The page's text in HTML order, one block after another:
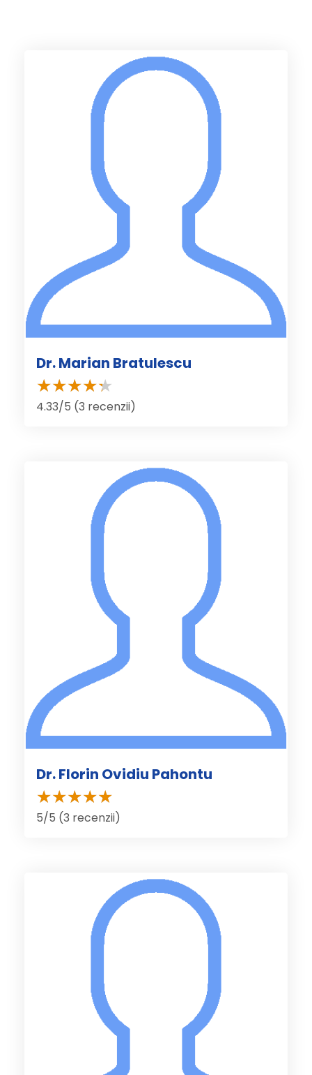
Dr. Marian Bratulescu
4.33/5 (3 recenzii)
Dr. Florin Ovidiu Pahontu
5/5 (3 recenzii)